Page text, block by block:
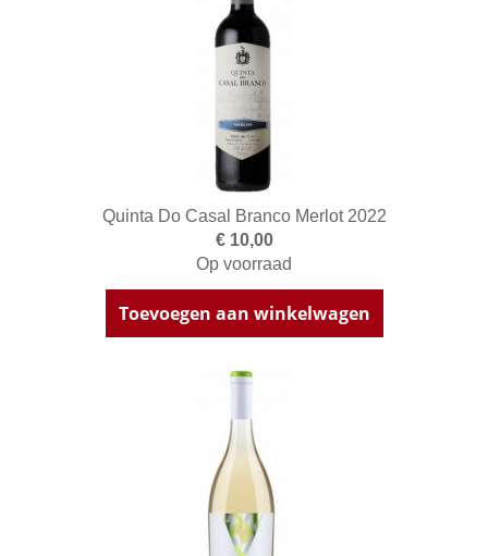
Quinta Do Casal Branco Merlot 2022
€ 10,00
Op voorraad
Toevoegen aan winkelwagen